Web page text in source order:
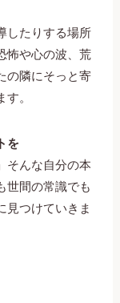
したりする場所
怖や心の波、荒
の隣にそっと寄
。
を
そんな自分の本
世間の常識でも
見つけていきま